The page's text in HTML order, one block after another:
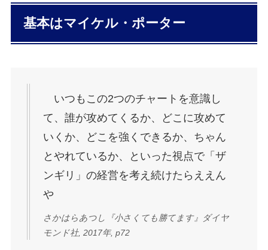
基本はマイケル・ポーター
いつもこの2つのチャートを意識し
て、誰が攻めてくるか、どこに攻めて
いくか、どこを強くできるか、ちゃん
とやれているか、といった視点で「ザ
ンギリ」の経営を考え続けたらええん
や
さかはらあつし『小さくても勝てます』ダイヤ
モンド社, 2017年, p72